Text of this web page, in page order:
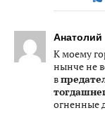
Анатолий
К моему
нынче не
в
огненные